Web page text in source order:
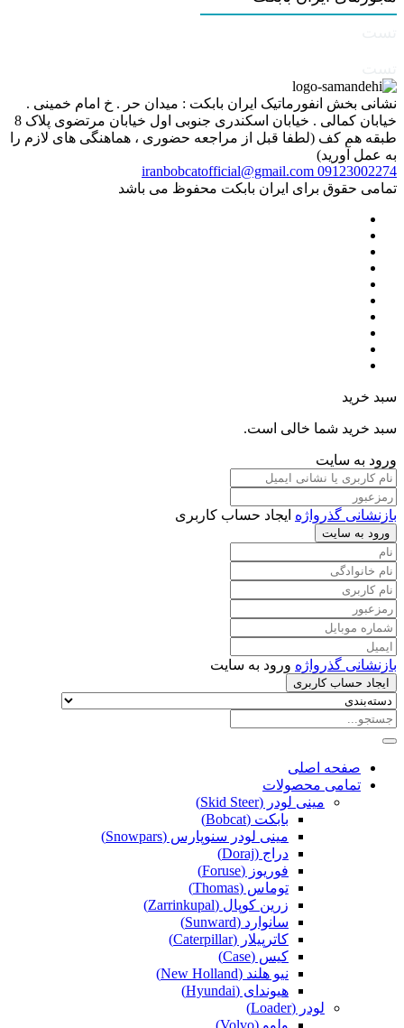
نشانی بخش انفورماتیک ایران بابکت : میدان حر . خ امام خمینی .
خیابان کمالی . خیابان اسکندری جنوبی اول خیابان مرتضوی پلاک 8
طبقه هم کف (لطفا قبل از مراجعه حضوری ، هماهنگی های لازم را
به عمل آورید)
09123002274
iranbobcatofficial@gmail.com
تمامی حقوق برای ایران بابکت محفوظ می باشد
سبد خرید
سبد خرید شما خالی است.
ورود به سایت
بازنشانی گذرواژه ایجاد حساب کاربری
ورود به سایت
بازنشانی گذرواژه ورود به سایت
ایجاد حساب کاربری
صفحه اصلی
تمامی محصولات
مینی لودر (Skid Steer)
بابکت (Bobcat)
مینی لودر سنوپارس (Snowpars)
دراج (Doraj)
فوریوز (Foruse)
توماس (Thomas)
زرین کوپال (Zarrinkupal)
سانوارد (Sunward)
کاترپیلار (Caterpillar)
کیس (Case)
نیو هلند (New Holland)
هیوندای (Hyundai)
لودر (Loader)
ولوو (Volvo)